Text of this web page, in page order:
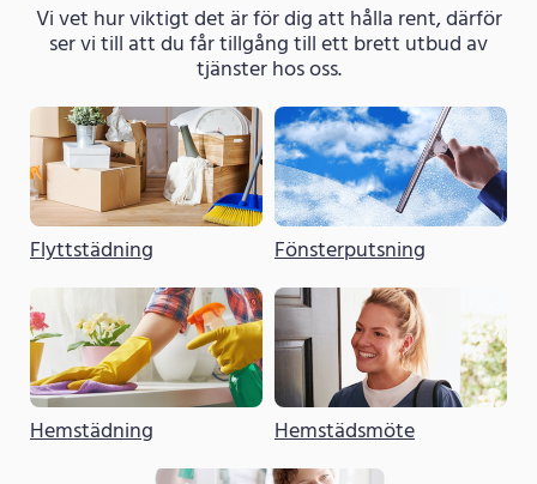
Vi vet hur viktigt det är för dig att hålla rent, därför
ser vi till att du får tillgång till ett brett utbud av
tjänster hos oss.
Flyttstädning Fönsterputsning
Hemstädning Hemstädsmöte